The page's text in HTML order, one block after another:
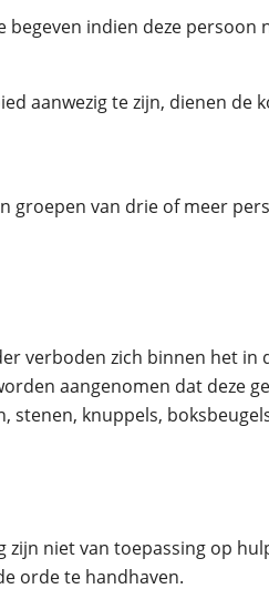
indien deze
aanwezig te zijn, dienen
groepen van drie of meer
verboden zich binnen het in
aangenomen dat deze
stenen, knuppels,
niet van toepassing op
orde te handhaven.